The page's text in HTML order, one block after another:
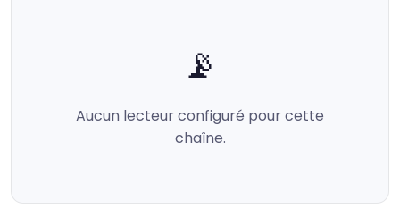
📡
Aucun lecteur configuré pour cette
chaîne.